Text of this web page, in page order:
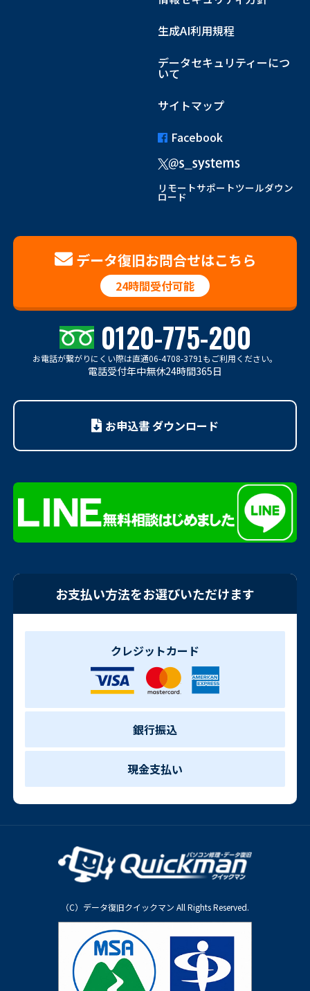
生成AI利用規程
データセキュリティーにつ
いて
サイトマップ
Facebook
リモートサポートツールダウン
ロード
データ復旧お問合せはこちら
24時間受付可能
0120-775-200
お電話が繋がりにくい際は直通06-4708-3791もご利用ください。
電話受付年中無休24時間365日
お申込書 ダウンロード
お支払い方法をお選びいただけます
クレジットカード
銀行振込
現金支払い
（C）データ復旧クイックマン All Rights Reserved.